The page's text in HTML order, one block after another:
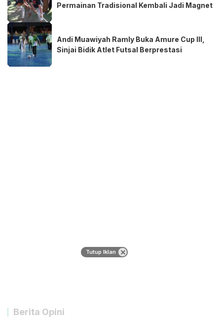
Permainan Tradisional Kembali Jadi Magnet
Andi Muawiyah Ramly Buka Amure Cup III,
Sinjai Bidik Atlet Futsal Berprestasi
Berita Opini
Tutup Iklan